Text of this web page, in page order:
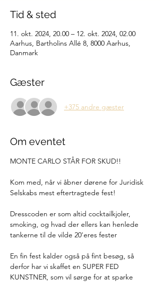
Tid & sted
11. okt. 2024, 20.00 – 12. okt. 2024, 02.00
Aarhus, Bartholins Allé 8, 8000 Aarhus,
Danmark
Gæster
+375 andre gæster
Om eventet
MONTE CARLO STÅR FOR SKUD!!
Kom med, når vi åbner dørene for Juridisk
Selskabs mest eftertragtede fest!
Dresscoden er som altid cocktailkjoler,
smoking, og hvad der ellers kan henlede
tankerne til de vilde 20'eres fester
En fin fest kalder også på fint besøg, så
derfor har vi skaffet en SUPER FED
KUNSTNER, som vil sørge for at sparke